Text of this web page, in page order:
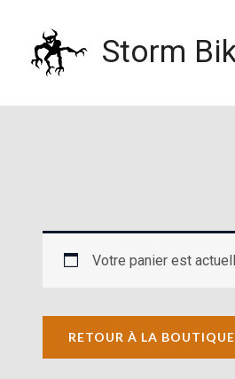
contenu
Storm
Votre panier est
RETOUR À LA BOUTIQUE